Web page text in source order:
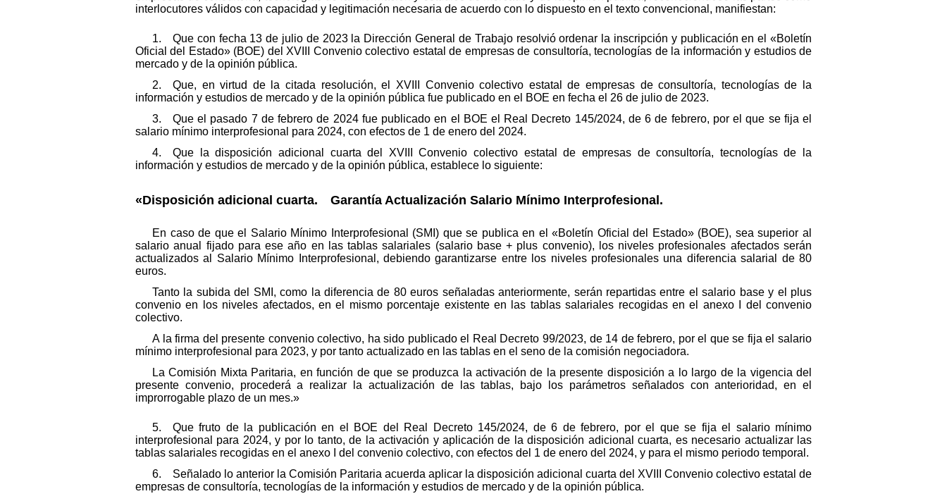
interlocutores válidos con capacidad y legitimación necesaria de acuerdo con lo dispuesto en el texto convencional, manifiestan:
1. Que con fecha 13 de julio de 2023 la Dirección General de Trabajo resolvió ordenar la inscripción y publicación en el «Boletín
Oficial del Estado» (BOE) del XVIII Convenio colectivo estatal de empresas de consultoría, tecnologías de la información y estudios de
mercado y de la opinión pública.
2. Que, en virtud de la citada resolución, el XVIII Convenio colectivo estatal de empresas de consultoría, tecnologías de la
información y estudios de mercado y de la opinión pública fue publicado en el BOE en fecha el 26 de julio de 2023.
3. Que el pasado 7 de febrero de 2024 fue publicado en el BOE el Real Decreto 145/2024, de 6 de febrero, por el que se fija el
salario mínimo interprofesional para 2024, con efectos de 1 de enero del 2024.
4. Que la disposición adicional cuarta del XVIII Convenio colectivo estatal de empresas de consultoría, tecnologías de la
información y estudios de mercado y de la opinión pública, establece lo siguiente:
«Disposición adicional cuarta. Garantía Actualización Salario Mínimo Interprofesional.
En caso de que el Salario Mínimo Interprofesional (SMI) que se publica en el «Boletín Oficial del Estado» (BOE), sea superior al
salario anual fijado para ese año en las tablas salariales (salario base + plus convenio), los niveles profesionales afectados serán
actualizados al Salario Mínimo Interprofesional, debiendo garantizarse entre los niveles profesionales una diferencia salarial de 80
euros.
Tanto la subida del SMI, como la diferencia de 80 euros señaladas anteriormente, serán repartidas entre el salario base y el plus
convenio en los niveles afectados, en el mismo porcentaje existente en las tablas salariales recogidas en el anexo I del convenio
colectivo.
A la firma del presente convenio colectivo, ha sido publicado el Real Decreto 99/2023, de 14 de febrero, por el que se fija el salario
mínimo interprofesional para 2023, y por tanto actualizado en las tablas en el seno de la comisión negociadora.
La Comisión Mixta Paritaria, en función de que se produzca la activación de la presente disposición a lo largo de la vigencia del
presente convenio, procederá a realizar la actualización de las tablas, bajo los parámetros señalados con anterioridad, en el
improrrogable plazo de un mes.»
5. Que fruto de la publicación en el BOE del Real Decreto 145/2024, de 6 de febrero, por el que se fija el salario mínimo
interprofesional para 2024, y por lo tanto, de la activación y aplicación de la disposición adicional cuarta, es necesario actualizar las
tablas salariales recogidas en el anexo I del convenio colectivo, con efectos del 1 de enero del 2024, y para el mismo periodo temporal.
6. Señalado lo anterior la Comisión Paritaria acuerda aplicar la disposición adicional cuarta del XVIII Convenio colectivo estatal de
empresas de consultoría, tecnologías de la información y estudios de mercado y de la opinión pública.